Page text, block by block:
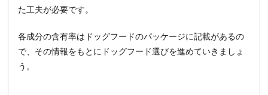
た工夫が必要です。
各成分の含有率はドッグフードのパッケージに記載があるの
で、その情報をもとにドッグフード選びを進めていきましょ
う。